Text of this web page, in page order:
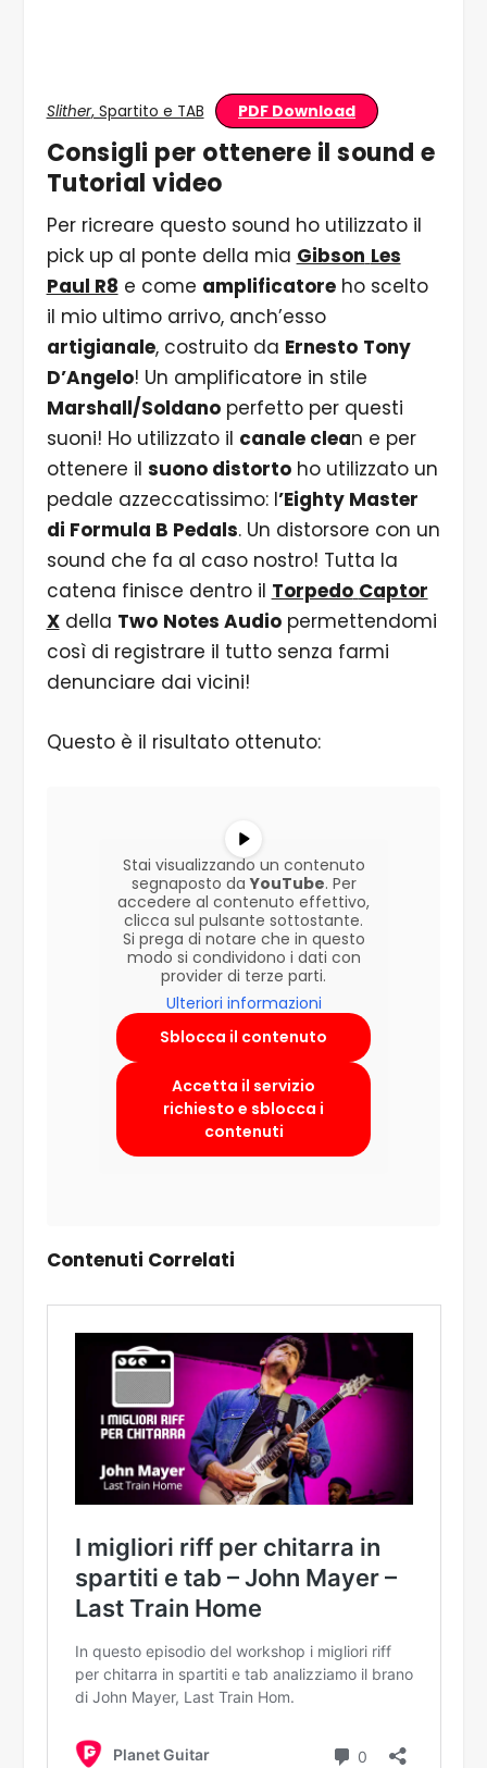
Slither, Spartito e TAB PDF Download
Consigli per ottenere il sound e
Tutorial video
Per ricreare questo sound ho utilizzato il
pick up al ponte della mia Gibson Les
Paul R8 e come amplificatoreho scelto
il mio ultimo arrivo, anch’esso
artigianale, costruito da Ernesto Tony
D’Angelo! Un amplificatore in stile
Marshall/Soldanoperfetto per questi
suoni! Ho utilizzato il canale clean e per
ottenere il suono distortoho utilizzato un
pedale azzeccatissimo: l’Eighty Master
di Formula B Pedals. Un distorsore con un
sound che fa al caso nostro! Tutta la
catena finisce dentro il Torpedo Captor
Xdella Two Notes Audiopermettendomi
così di registrare il tutto senza farmi
denunciare dai vicini!
Questo è il risultato ottenuto:
Stai visualizzando un contenuto
segnaposto daYouTube. Per
accedere al contenuto effettivo,
clicca sul pulsante sottostante.
Si prega di notare che in questo
modo si condividono i dati con
provider di terze parti.
Ulteriori informazioni
Sblocca il contenuto
Accetta il servizio
richiesto e sblocca i
contenuti
Contenuti Correlati